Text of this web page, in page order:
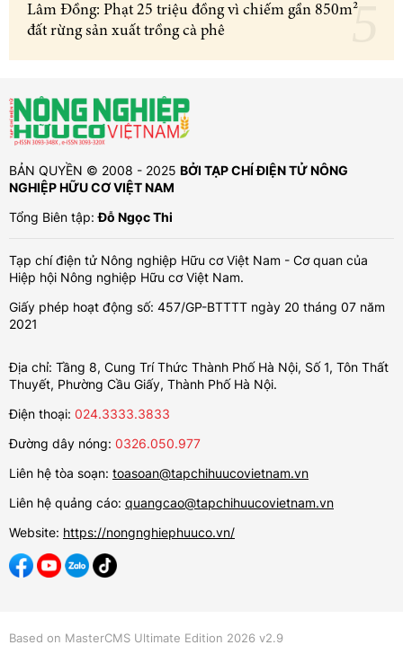
Lâm Đồng: Phạt 25 triệu đồng vì chiếm gần 850m²
đất rừng sản xuất trồng cà phê
BẢN QUYỀN © 2008 - 2025 BỞI TẠP CHÍ ĐIỆN TỬ NÔNG
NGHIỆP HỮU CƠ VIỆT NAM
Tổng Biên tập:Đỗ Ngọc Thi
Tạp chí điện tử Nông nghiệp Hữu cơ Việt Nam - Cơ quan của
Hiệp hội Nông nghiệp Hữu cơ Việt Nam.
Giấy phép hoạt động số: 457/GP-BTTTT ngày 20 tháng 07 năm
2021
Địa chỉ: Tầng 8, Cung Trí Thức Thành Phố Hà Nội, Số 1, Tôn Thất
Thuyết, Phường Cầu Giấy, Thành Phố Hà Nội.
Điện thoại: 024.3333.3833
Đường dây nóng: 0326.050.977
Liên hệ tòa soạn: toasoan@tapchihuucovietnam.vn
Liên hệ quảng cáo: quangcao@tapchihuucovietnam.vn
Website: https://nongnghiephuuco.vn/
Based on MasterCMS Ultimate Edition 2026 v2.9